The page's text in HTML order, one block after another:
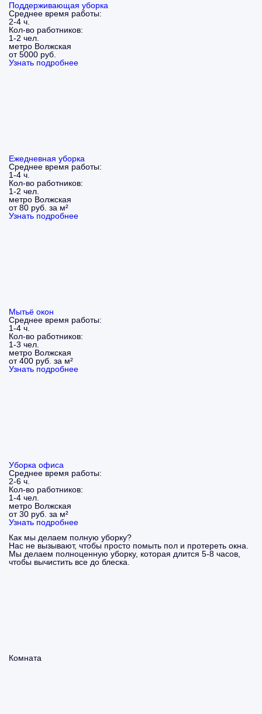
Поддерживающая уборка
Среднее время работы:
2-4 ч.
Кол-во работников:
1-2 чел.
метро Волжская
от 5000 руб.
Узнать подробнее
Ежедневная уборка
Среднее время работы:
1-4 ч.
Кол-во работников:
1-2 чел.
метро Волжская
от 80 руб. за м²
Узнать подробнее
Мытьё окон
Среднее время работы:
1-4 ч.
Кол-во работников:
1-3 чел.
метро Волжская
от 400 руб. за м²
Узнать подробнее
Уборка офиса
Среднее время работы:
2-6 ч.
Кол-во работников:
1-4 чел.
метро Волжская
от 30 руб. за м²
Узнать подробнее
Как мы делаем полную уборку?
Нас не вызывают, чтобы просто помыть пол и протереть окна.
Мы делаем полноценную уборку, которая длится 5-8 часов,
чтобы вычистить все до блеска.
Комната